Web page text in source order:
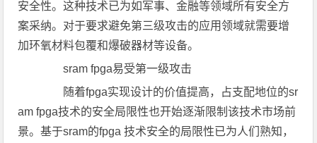
安全性。这种技术已为如军事、金融等领域所有安全方
案采纳。对于要求避免第三级攻击的应用领域就需要增
加环氧材料包覆和爆破器材等设备。
sram fpga易受第一级攻击
随着fpga实现设计的价值提高，占支配地位的sr
am fpga技术的安全局限性也开始逐渐限制该技术市场前
景。基于sram的fpga 技术安全的局限性已为人们熟知，